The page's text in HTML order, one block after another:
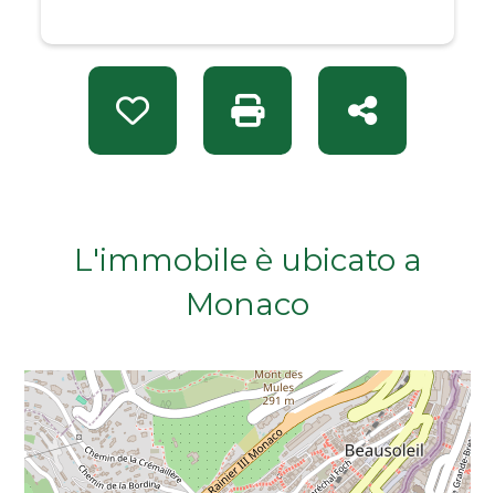
Preferiti: Rif. A 12449Stampa: Rif. A 12449
Condividi
L'immobile è ubicato a
Monaco
Da € 100.000 a € 200.000
Da € 200.000 a € 400.000
Da € 600.000 a € 800.000
Da € 1.000.000 a € 2.000.000
Da € 2.000.000 a € 5.000.000